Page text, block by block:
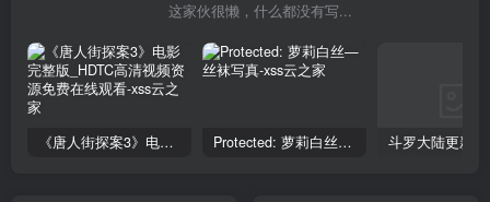
这家伙很懒，什么都没有写...
《唐人街探案3》电影完整版_HDTC高清视频资源免费在线观看 Protected: 萝莉白丝—丝袜写真